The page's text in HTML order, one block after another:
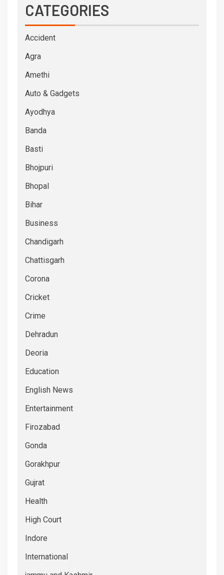
CATEGORIES
Accident
Agra
Amethi
Auto & Gadgets
Ayodhya
Banda
Basti
Bhojpuri
Bhopal
Bihar
Business
Chandigarh
Chattisgarh
Corona
Cricket
Crime
Dehradun
Deoria
Education
English News
Entertainment
Firozabad
Gonda
Gorakhpur
Gujrat
Health
High Court
Indore
International